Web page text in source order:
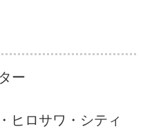
ー
ヒロサワ・シティ